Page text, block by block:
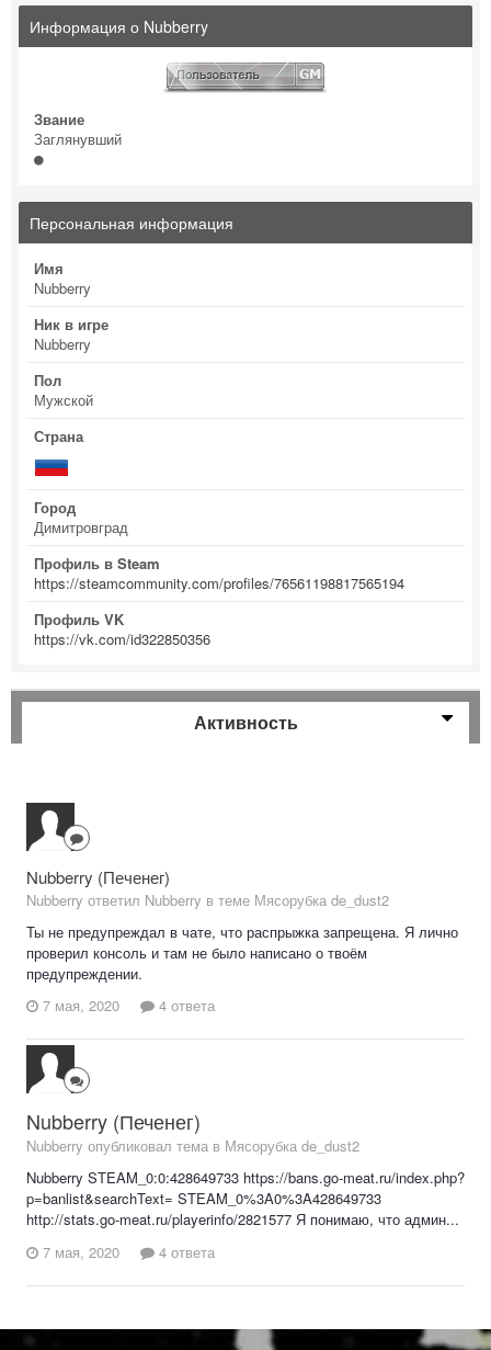
Информация о Nubberry
Звание
Заглянувший
Персональная информация
Имя
Nubberry
Ник в игре
Nubberry
Пол
Мужской
Страна
Город
Димитровград
Профиль в Steam
https://steamcommunity.com/profiles/76561198817565194
Профиль VK
https://vk.com/id322850356
Активность
Nubberry (Печенег)
Nubberry ответил Nubberry в теме Мясорубка de_dust2
Ты не предупреждал в чате, что распрыжка запрещена. Я лично
проверил консоль и там не было написано о твоём
предупреждении.
7 мая, 2020
4 ответа
Nubberry (Печенег)
Nubberry опубликовал тема в Мясорубка de_dust2
Nubberry STEAM_0:0:428649733 https://bans.go-meat.ru/index.php?
p=banlist&searchText= STEAM_0%3A0%3A428649733
http://stats.go-meat.ru/playerinfo/2821577 Я понимаю, что админ...
7 мая, 2020
4 ответа